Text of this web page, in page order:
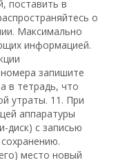
поставить в
о
Максимально
информацией.
запишите
в тетрадь, что
утраты. 11. При
аппаратуры
диск) с записью
место новый